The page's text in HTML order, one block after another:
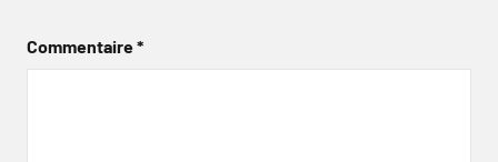
Commentaire*